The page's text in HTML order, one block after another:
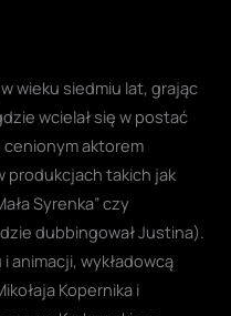
wieku siedmiu lat, grając
wcielał się w postać
cenionym aktorem
produkcjach takich jak
Syrenka” czy
dubbingował Justina).
animacji, wykładowcą
Kopernika i